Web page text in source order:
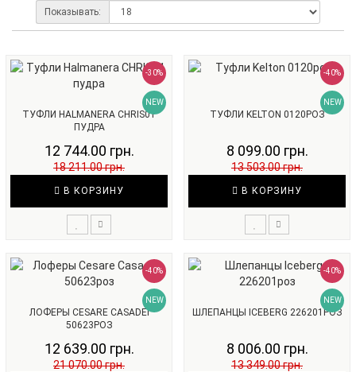
Показывать:
-30%
NEW
ТУФЛИ HALMANERA CHRIS01
ПУДРА
12 744.00 грн.
18 211.00 грн.
В КОРЗИНУ
-40%
NEW
ТУФЛИ KELTON 0120РОЗ
8 099.00 грн.
13 503.00 грн.
В КОРЗИНУ
-40%
NEW
ЛОФЕРЫ CESARE CASADEI
50623РОЗ
12 639.00 грн.
21 070.00 грн.
-40%
NEW
ШЛЕПАНЦЫ ICEBERG 226201РОЗ
8 006.00 грн.
13 349.00 грн.